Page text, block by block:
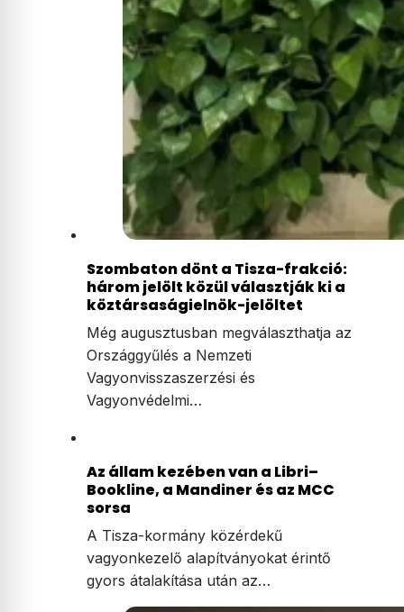
Szombaton dönt a Tisza-frakció:
három jelölt közül választják ki a
köztársaságielnök-jelöltet
Még augusztusban megválaszthatja az
Országgyűlés a Nemzeti
Vagyonvisszaszerzési és
Vagyonvédelmi…
Az állam kezében van a Libri–
Bookline, a Mandiner és az MCC
sorsa
A Tisza-kormány közérdekű
vagyonkezelő alapítványokat érintő
gyors átalakítása után az…